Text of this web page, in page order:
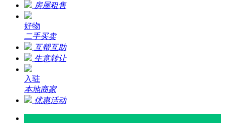
房屋租售
好物
二手买卖
互帮互助
生意转让
入驻
本地商家
优惠活动